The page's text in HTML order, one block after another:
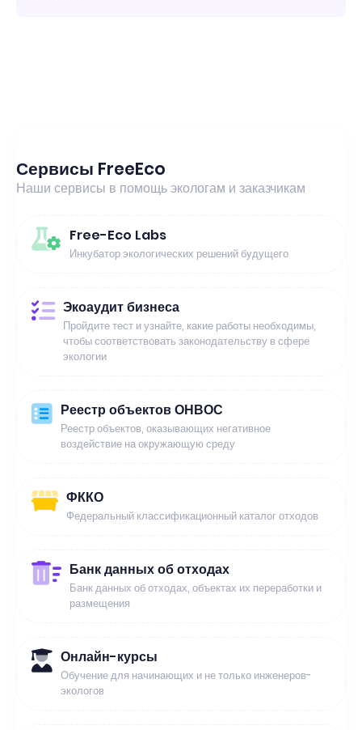
Сервисы FreeEco
Наши сервисы в помощь экологам и заказчикам
Free-Eco Labs
Инкубатор экологических решений будущего
Экоаудит бизнеса
Пройдите тест и узнайте, какие работы необходимы,
чтобы соответствовать законодательству в сфере
экологии
Реестр объектов ОНВОС
Реестр объектов, оказывающих негативное
воздействие на окружающую среду
ФККО
Федеральный классификационный каталог отходов
Банк данных об отходах
Банк данных об отходах, объектах их переработки и
размещения
Онлайн-курсы
Обучение для начинающих и не только инженеров-
экологов